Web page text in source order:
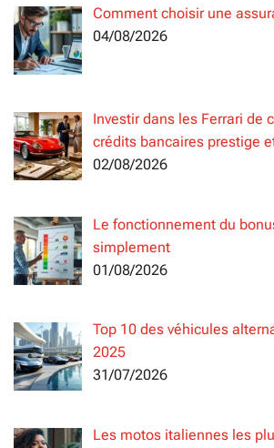
Comment choisir une
04/08/2026
Investir dans les Ferrari de
crédits bancaires prestige
02/08/2026
Le fonctionnement du
simplement
01/08/2026
Top 10 des véhicules
2025
31/07/2026
Les motos italiennes les